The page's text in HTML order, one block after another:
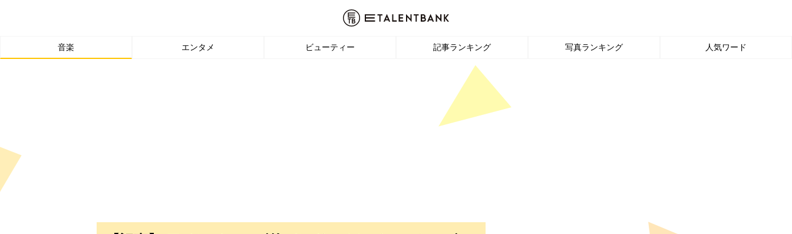
音楽 エンタメ ビューティー 記事ランキング 写真ランキング 人気ワード